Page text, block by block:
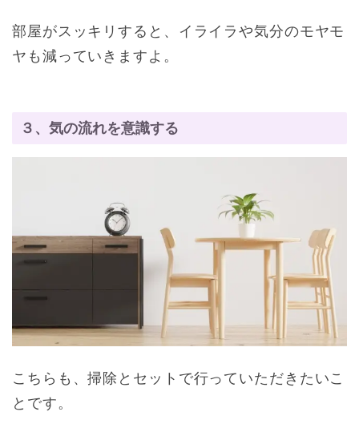
部屋がスッキリすると、イライラや気分のモヤモ
ヤも減っていきますよ。
３、気の流れを意識する
こちらも、掃除とセットで行っていただきたいこ
とです。